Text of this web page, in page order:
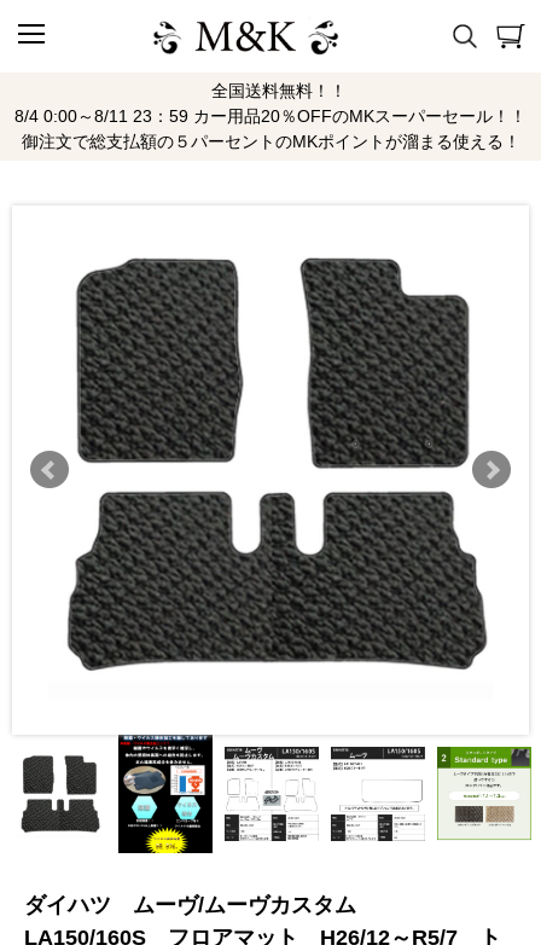
全国送料無料！！
8/4 0:00～8/11 23：59 カー用品20％OFFのMKスーパーセール！！
御注文で総支払額の５パーセントのMKポイントが溜まる使える！
ダイハツ ムーヴ/ムーヴカスタム
LA150/160S フロアマット H26/12～R5/7 ト